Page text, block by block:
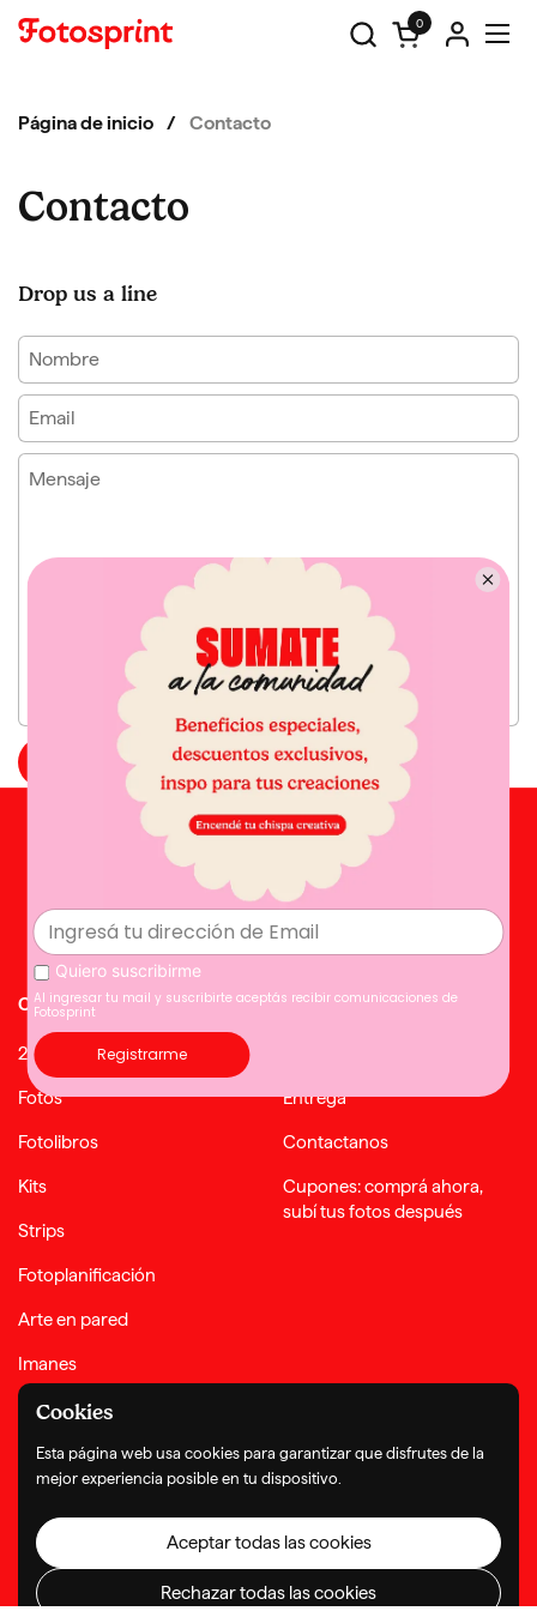
Abrir carrito
0
Página de inicio / Contacto
Contacto
Drop us a line
Nombre
Email *
Mensaje
EmailInstagramFacebookPinterest
Categorías
20% OFF
Fotos
Fotolibros
Kits
Strips
Fotoplanificación
Arte en pared
Imanes
Complementos
Ayuda
Entrega
Contactanos
Cupones: comprá ahora,
subí tus fotos después
© Copyright 2026
Cookies
Esta página web usa cookies para garantizar que disfrutes de la
mejor experiencia posible en tu dispositivo.
Aceptar todas las cookies
Rechazar todas las cookies